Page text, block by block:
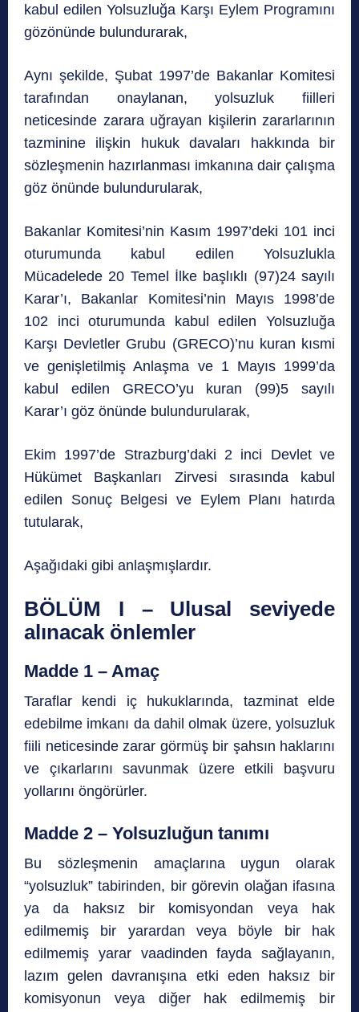
kabul edilen Yolsuzluğa Karşı Eylem Programını
gözönünde bulundurarak,
Aynı şekilde, Şubat 1997’de Bakanlar Komitesi
tarafından onaylanan, yolsuzluk fiilleri
neticesinde zarara uğrayan kişilerin zararlarının
tazminine ilişkin hukuk davaları hakkında bir
sözleşmenin hazırlanması imkanına dair çalışma
göz önünde bulundurularak,
Bakanlar Komitesi’nin Kasım 1997’deki 101 inci
oturumunda kabul edilen Yolsuzlukla
Mücadelede 20 Temel İlke başlıklı (97)24 sayılı
Karar’ı, Bakanlar Komitesi’nin Mayıs 1998’de
102 inci oturumunda kabul edilen Yolsuzluğa
Karşı Devletler Grubu (GRECO)’nu kuran kısmi
ve genişletilmiş Anlaşma ve 1 Mayıs 1999’da
kabul edilen GRECO’yu kuran (99)5 sayılı
Karar’ı göz önünde bulundurularak,
Ekim 1997’de Strazburg’daki 2 inci Devlet ve
Hükümet Başkanları Zirvesi sırasında kabul
edilen Sonuç Belgesi ve Eylem Planı hatırda
tutularak,
Aşağıdaki gibi anlaşmışlardır.
BÖLÜM I – Ulusal seviyede
alınacak önlemler
Madde 1 – Amaç
Taraflar kendi iç hukuklarında, tazminat elde
edebilme imkanı da dahil olmak üzere, yolsuzluk
fiili neticesinde zarar görmüş bir şahsın haklarını
ve çıkarlarını savunmak üzere etkili başvuru
yollarını öngörürler.
Madde 2 – Yolsuzluğun tanımı
Bu sözleşmenin amaçlarına uygun olarak
“yolsuzluk” tabirinden, bir görevin olağan ifasına
ya da haksız bir komisyondan veya hak
edilmemiş bir yarardan veya böyle bir hak
edilmemiş yarar vaadinden fayda sağlayanın,
lazım gelen davranışına etki eden haksız bir
komisyonun veya diğer hak edilmemiş bir